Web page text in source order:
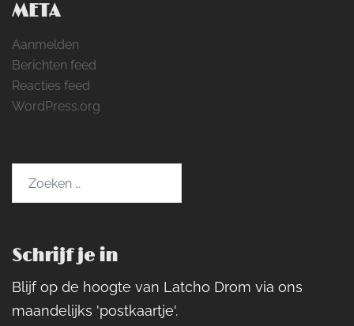
META
Aanmelden
Berichten feed
Reacties feed
WordPress.org
naar:
Schrijf je in
Blijf op de hoogte van Latcho Drom via ons
maandelijks 'postkaartje'.